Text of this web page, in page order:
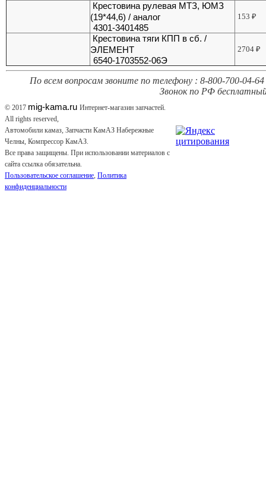
Крестовина рулевая МТЗ, ЮМЗ
(19*44,6) / аналог
4301-3401485
153₽
Крестовина тяги КПП в сб. /
ЭЛЕМЕНТ
6540-1703552-06Э
2704₽
По всем вопросам звоните по телефону : 8-800-700-04-64
Звонок по РФ
© 2017 mig-kama.ru Интернет-магазин запчастей.
All rights reserved,
Автомобили камаз, Запчасти КамАЗ Набережные
Челны, Компрессор КамАЗ.
Все права защищены. При использовании материалов с
сайта ссылка обязательна.
Пользовательское соглашение, Политика
конфиденциальности